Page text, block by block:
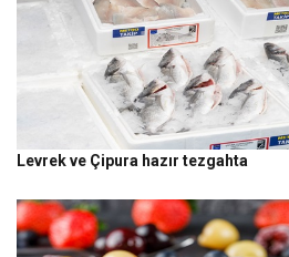
Levrek ve Çipura hazır tezgahta